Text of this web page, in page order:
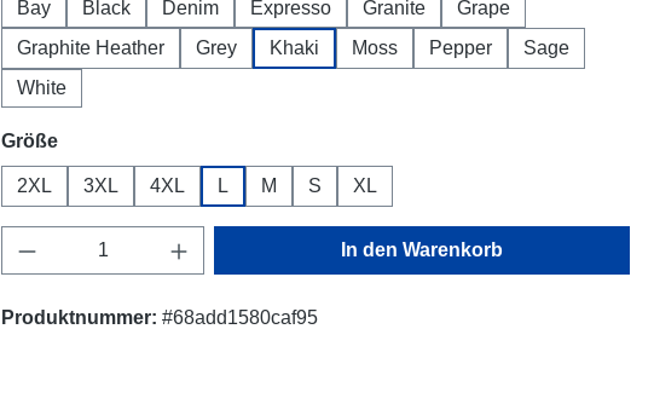
Bay Black Denim Expresso Granite
Grape
Graphite Heather
Grey Khaki Moss Pepper
Sage
White
Größeauswählen
2XL 3XL 4XL L M S XL
Produkt Anzahl: Gib den gewünschten Wert ein
In den Warenkorb
Produktnummer: #68add1580caf95